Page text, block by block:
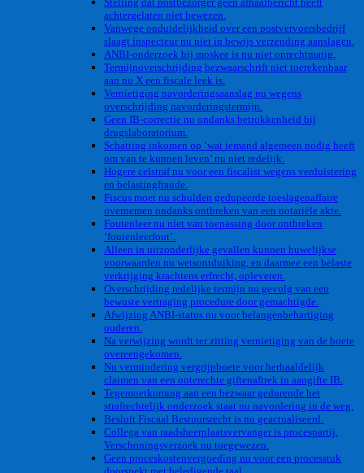
achtergelaten niet bewezen.
Vanwege onduidelijkheid over een postvervoersbedrijf
slaagt inspecteur nu niet in bewijs verzending aanslagen.
ANBI-onderzoek bij moskee is nu niet onrechtmatig.
Termijnoverschrijding bezwaarschrift niet toerekenbaar
aan nu X een fiscale leek is.
Vernietiging navorderingsaanslag nu wegens
overschrijding navorderingstermijn.
Geen IB-correctie nu ondanks betrokkenheid bij
drugslaboratorium.
Schatting inkomen op ‘wat iemand algemeen nodig heeft
om van te kunnen leven’ nu niet redelijk.
Hogere celstraf nu voor een fiscalist wegens verduistering
en belastingfraude.
Fiscus moet nu schulden gedupeerde toeslagenaffaire
overnemen ondanks ontbreken van een notariële akte.
Foutenleer nu niet van toepassing door ontbreken
‘foutenleerfout’.
Alleen in uitzonderlijke gevallen kunnen huwelijkse
voorwaarden nu wetsontduiking, en daarmee een belaste
verkrijging krachtens erfrecht, opleveren.
Overschrijding redelijke termijn nu gevolg van een
bewuste vertraging procedure door gemachtigde.
Afwijzing ANBI-status nu voor belangenbehartiging
ouderen.
Na verwijzing wordt ter zitting vernietiging van de boete
overeengekomen.
Nu vermindering vergrijpboete voor herhaaldelijk
claimen van een onterechte giftenaftrek in aangifte IB.
Tegemoetkoming aan een bezwaar gedurende het
strafrechtelijk onderzoek staat nu navordering in de weg.
Besluit Fiscaal Bestuursrecht is nu geactualiseerd.
Collega van raadsheerplaatsvervanger is procespartij.
Verschoningsverzoek nu toegewezen.
Geen proceskostenvergoeding nu voor een processtuk